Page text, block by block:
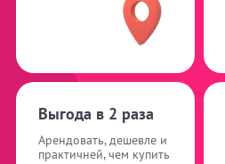
Выгода в 2 раза
Арендовать, дешевле и
практичней, чем купить